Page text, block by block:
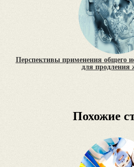
Перспективы применения общего
для продления
Похожие